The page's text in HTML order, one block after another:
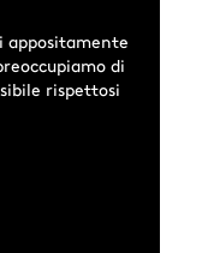
appositamente
di
rispettosi